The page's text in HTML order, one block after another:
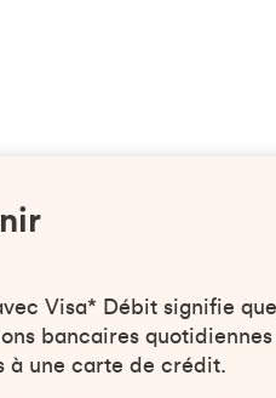
Visa* Débit signifie
bancaires
à une carte de crédit.